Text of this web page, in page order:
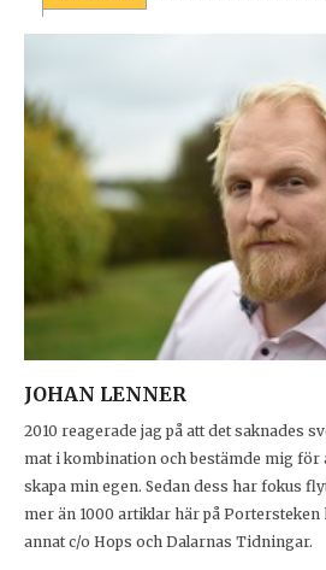
JOHAN LENNER
2010 reagerade jag på att det saknades
mat i kombination och bestämde mig för
skapa min egen. Sedan dess har fokus
mer än 1000 artiklar här på
annat c/o Hops och Dalarnas Tidningar.